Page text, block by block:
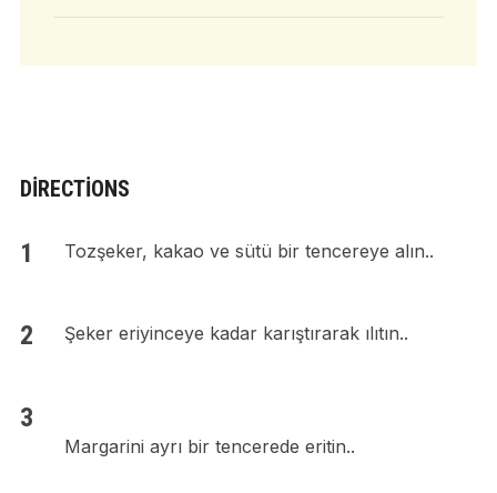
DIRECTIONS
Tozşeker, kakao ve sütü bir tencereye alın..
Şeker eriyinceye kadar karıştırarak ılıtın..
Margarini ayrı bir tencerede eritin..